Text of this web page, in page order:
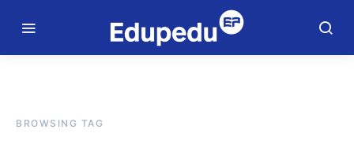
BROWSING TAG